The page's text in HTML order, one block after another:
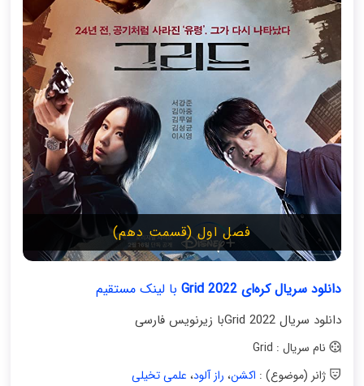
فصل اول (قسمت دهم)
دانلود سریال کره‌ای Grid 2022 با لینک مستقیم
دانلود سریال Grid 2022با زیرنویس فارسی
نام سریال : Grid
ژانر (موضوع) : اکشن، راز آلود، علمی تخیلی